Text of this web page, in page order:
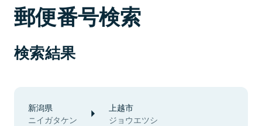
郵便番号検索
検索結果
新潟県
ニイガタケン
上越市
ジョウエツシ